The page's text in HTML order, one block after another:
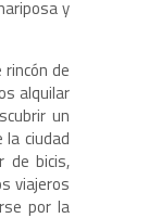
y
de
alquilar
un
la ciudad
de bicis,
viajeros
por la